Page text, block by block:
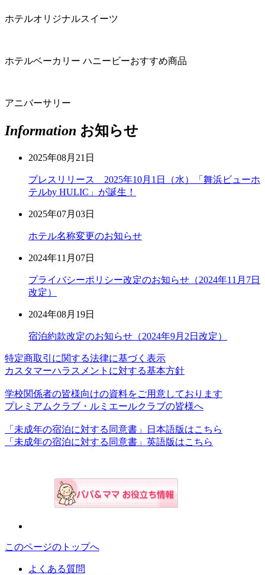
ホテルオリジナルスイーツ
ホテルベーカリー ハニービーおすすめ商品
アニバーサリー
Information お知らせ
2025年08月21日
プレスリリース 2025年10月1日（水）「舞浜ビューホ
テルby HULIC」が誕生！
2025年07月03日
ホテル名称変更のお知らせ
2024年11月07日
プライバシーポリシー改定のお知らせ（2024年11月7日
改定）
2024年08月19日
宿泊約款改定のお知らせ（2024年9月2日改定）
特定商取引に関する法律に基づく表示
カスタマーハラスメントに対する基本方針
学校関係者の皆様向けの資料をご用意しております
プレミアムクラブ・ルミエールクラブの皆様へ
「未成年の宿泊に対する同意書」日本語版はこちら
「未成年の宿泊に対する同意書」英語版はこちら
このページのトップへ
よくある質問